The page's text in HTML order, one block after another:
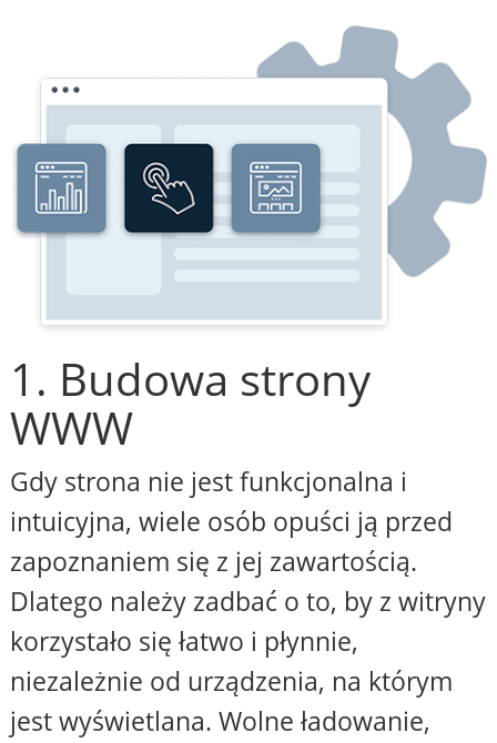
1. Budowa strony
WWW
Gdy strona nie jest funkcjonalna i
intuicyjna, wiele osób opuści ją przed
zapoznaniem się z jej zawartością.
Dlatego należy zadbać o to, by z witryny
korzystało się łatwo i płynnie,
niezależnie od urządzenia, na którym
jest wyświetlana. Wolne ładowanie,